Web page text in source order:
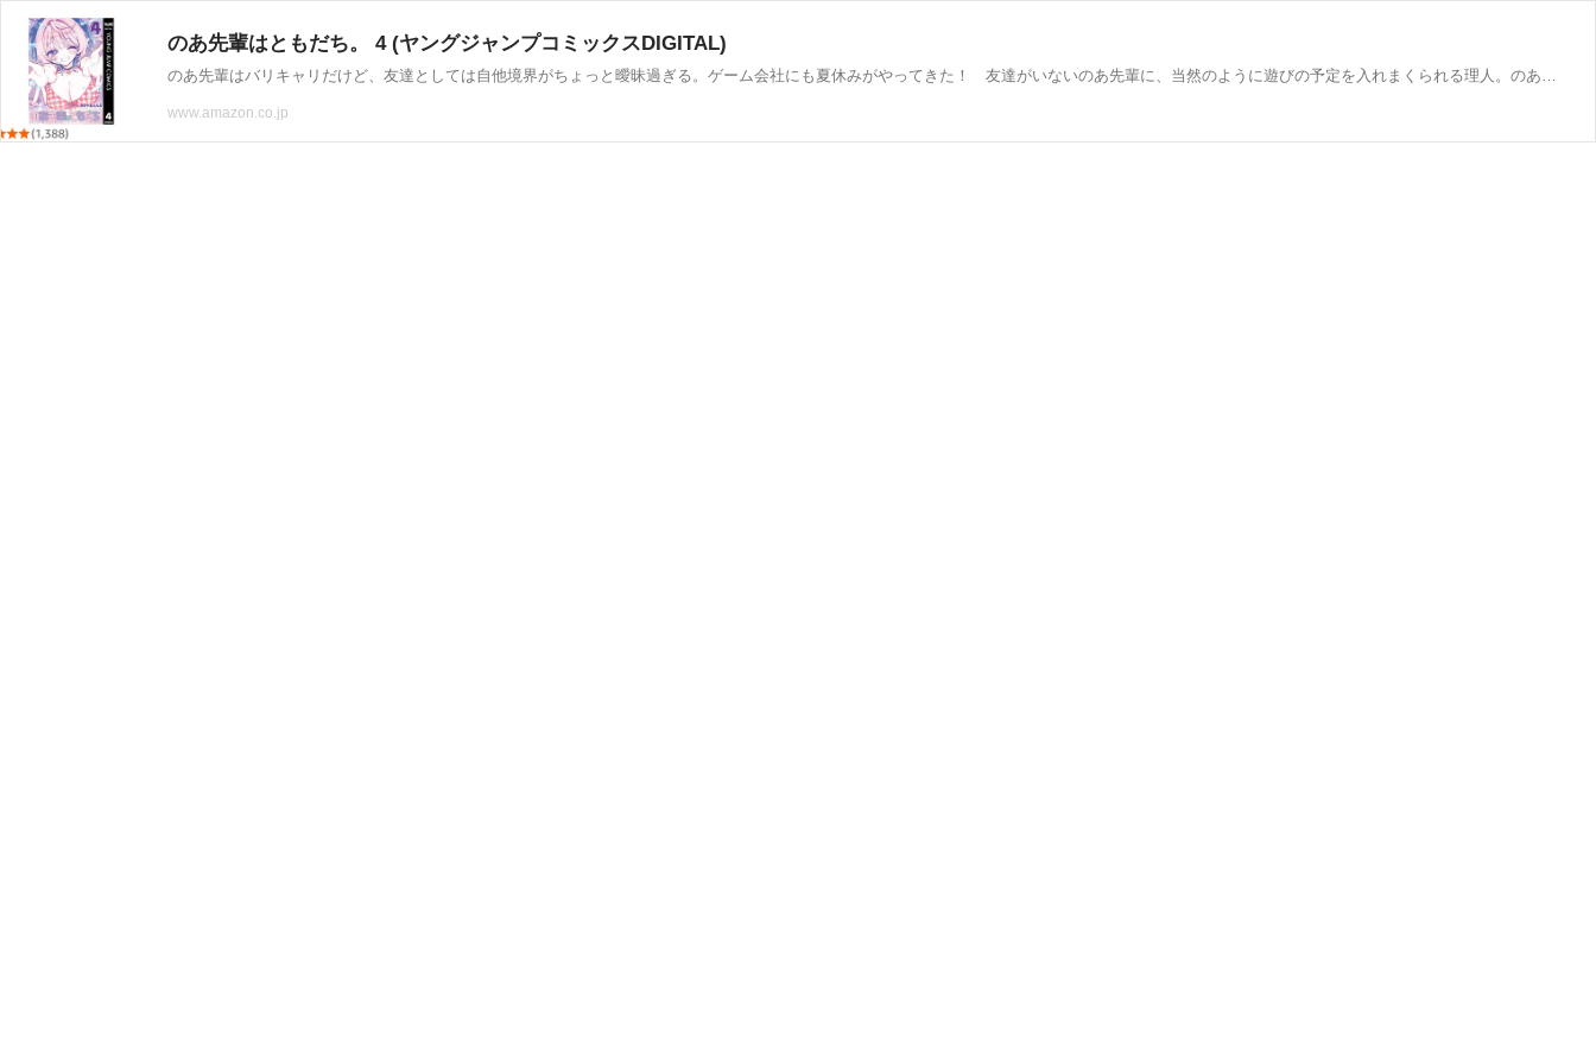
のあ先輩はともだち。 4 (ヤングジャンプコミックスDIGITAL)
のあ先輩はバリキャリだけど、友達としては自他境界がちょっと曖昧過ぎる。ゲーム会社にも夏休みがやってきた！ 友達がいないのあ先輩に、当然のように遊びの予定を入れまくられる理人。のあ先輩のネッ友の葱衛門と3人で海水浴に行くことになり…？
www.amazon.co.jp